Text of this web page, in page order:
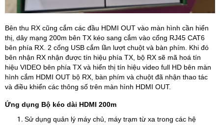
Bên thu RX cũng cắm các đầu HDMI OUT vào màn hình cần hiển
thị, dây mạng 200m bên TX kéo sang cắm vào cổng RJ45 CAT6
bên phía RX. 2 cổng USB cắm lần lượt chuột và bàn phím. Khi đó
bên nhận RX nhận được tín hiệu phía TX, bộ RX sẽ mã hoá tín
hiệu VIDEO bên phía TX và hiển thị tín hiệu video full HD bên màn
hình cắm HDMI OUT bộ RX, bàn phím và chuột đã nhận thao tác
và điều khiển các thông số trên màn hình HDMI OUT.
Ứng dụng Bộ kéo dài HDMI 200m
Sử dụng quản lý máy chủ, máy trạm từ xa trong các hệ